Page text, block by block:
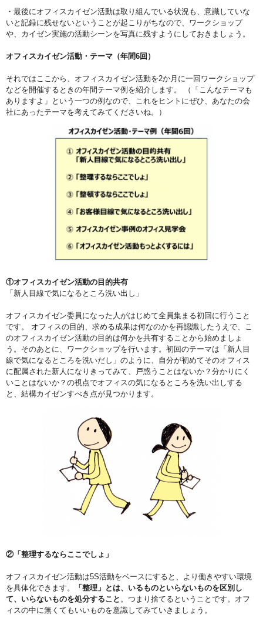
・最後にオフィスカイゼン活動は取り組んでいる状況も、意識していな
いと記録に残せないということが起こりがちなので、ワークショップ
や、カイゼン実施の活動シーンを写真に残すようにしておきましょう。
オフィスカイゼン活動・テーマ（年間6回）
それではここから、オフィスカイゼン活動を2か月に一回ワークショップ
などを開催するときの年間テーマ例を紹介します。 （「こんなテーマも
ありますよ」という一つの例なので、これをヒントにぜひ、あなたの会
社にあったテーマを考えてみてくださいね。）
①オフィスカイゼン活動の目的共有
「新人目線で気になるところ洗い出し」
オフィスカイゼン委員になった人がはじめて全員集まる初回に行うこと
です。 オフィスの目的、求める成果は何なのかを再認識したうえで、こ
のオフィスカイゼン活動の目的は何かを共有することから始めましょ
う。そのあとに、ワークショップを行います。初回のテーマは「新人目
線で気になるところを洗いだし」のように、自分が初めてそのオフィス
に配属された新人になりきってみて、戸惑うことはないか？分かりにく
いことはないか？の視点でオフィスの気になるところを洗い出しする
と、結構カイゼンすべき点が見つかります。
②「整理するならここでしょ」
オフィスカイゼン活動は5S活動をベースにすると、より働きやすい環境
を具体化できます。
「整理」とは、いるものといらないものを区別し
て、いらないものを処分すること 。つまり捨てるということです。オフ
ィスの中に無くてもいいものを意識してみていきましょう。